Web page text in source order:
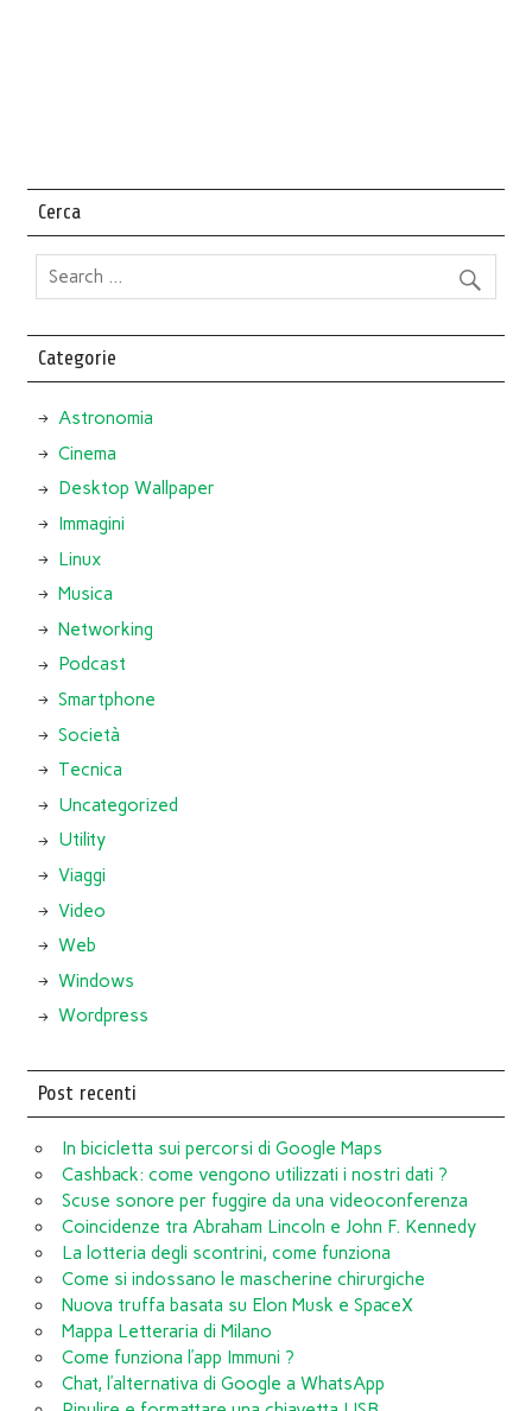
Cerca
Categorie
Astronomia
Cinema
Desktop Wallpaper
Immagini
Linux
Musica
Networking
Podcast
Smartphone
Società
Tecnica
Uncategorized
Utility
Viaggi
Video
Web
Windows
Wordpress
Post recenti
In bicicletta sui percorsi di Google Maps
Cashback: come vengono utilizzati i nostri dati ?
Scuse sonore per fuggire da una videoconferenza
Coincidenze tra Abraham Lincoln e John F. Kennedy
La lotteria degli scontrini, come funziona
Come si indossano le mascherine chirurgiche
Nuova truffa basata su Elon Musk e SpaceX
Mappa Letteraria di Milano
Come funziona l’app Immuni ?
Chat, l’alternativa di Google a WhatsApp